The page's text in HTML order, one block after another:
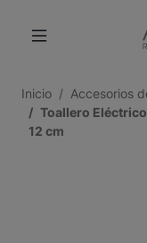
Inicio Accesorios
Toallero
12 cm